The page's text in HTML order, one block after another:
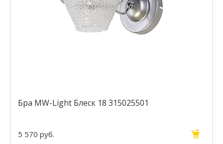
Бра MW-Light Блеск 18 315025501
5 570 руб.